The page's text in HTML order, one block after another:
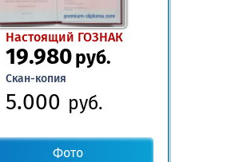
Настоящий ГОЗНАК
19.980руб.
Скан-копия
5.000 руб.
Фото